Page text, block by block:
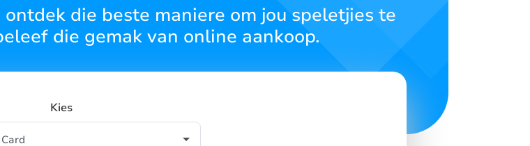
die beste maniere om jou speletjies te
die gemak van online aankoop.
Kies